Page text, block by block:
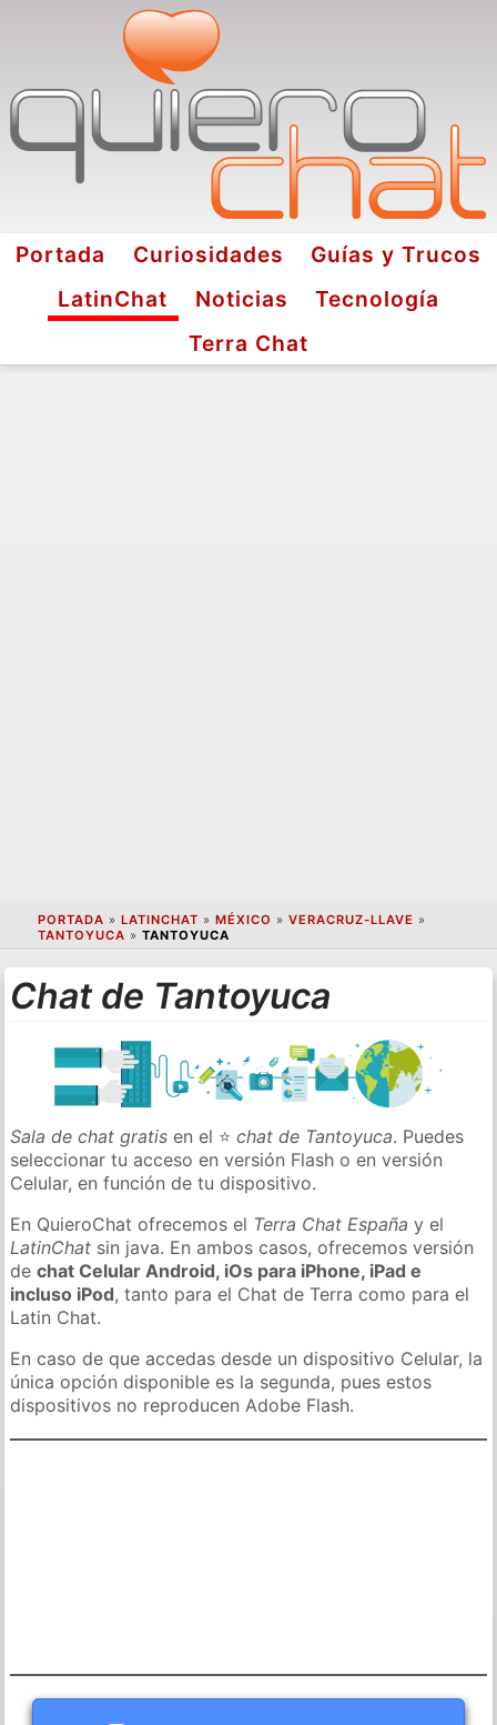
Portada Curiosidades
Guías y Trucos
LatinChat
Noticias
Tecnología
Terra Chat
PORTADA » LATINCHAT » MÉXICO » VERACRUZ-LLAVE »
TANTOYUCA » TANTOYUCA
Chat de Tantoyuca
Sala de chat gratis en el ⭐chat de Tantoyuca. Puedes
seleccionar tu acceso en versión Flash o en versión
Celular, en función de tu dispositivo.
En QuieroChat ofrecemos el Terra Chat España y el
LatinChat sin java. En ambos casos, ofrecemos versión
dechat Celular Android, iOs para iPhone, iPad e
incluso iPod, tanto para el Chat de Terra como para el
Latin Chat.
En caso de que accedas desde un dispositivo Celular, la
única opción disponible es la segunda, pues estos
dispositivos no reproducen Adobe Flash.